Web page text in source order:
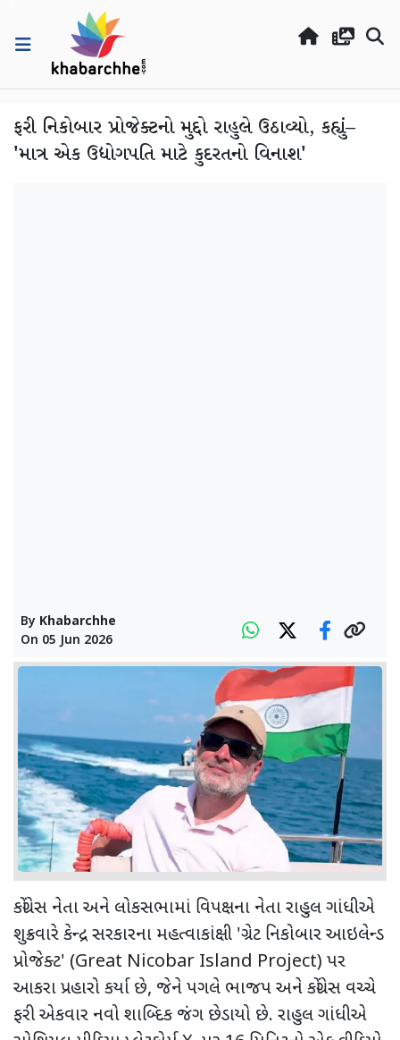
ફરી નિકોબાર પ્રોજેક્ટનો મુદ્દો રાહુલે ઉઠાવ્યો, કહ્યું–
'માત્ર એક ઉદ્યોગપતિ માટે કુદરતનો વિનાશ'
By Khabarchhe
On 05 Jun 2026
કોંગ્રેસ નેતા અને લોકસભામાં વિપક્ષના નેતા રાહુલ ગાંધીએ
શુક્રવારે કેન્દ્ર સરકારના મહત્વાકાંક્ષી 'ગ્રેટ નિકોબાર આઇલેન્ડ
પ્રોજેક્ટ' (Great Nicobar Island Project) પર
આકરા પ્રહારો કર્યા છે, જેને પગલે ભાજપ અને કોંગ્રેસ વચ્ચે
ફરી એકવાર નવો શાબ્દિક જંગ છેડાયો છે. રાહુલ ગાંધીએ